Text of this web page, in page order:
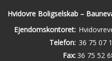
Hvidovre Boligselskab –
Ejendomskontoret:
Telefon: 36 75 07
Fax: 36 75 52